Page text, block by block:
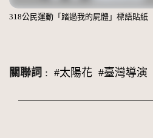
318公民運動「踏過我的屍體」標語貼紙
關聯詞 : #太陽花 #臺灣導演